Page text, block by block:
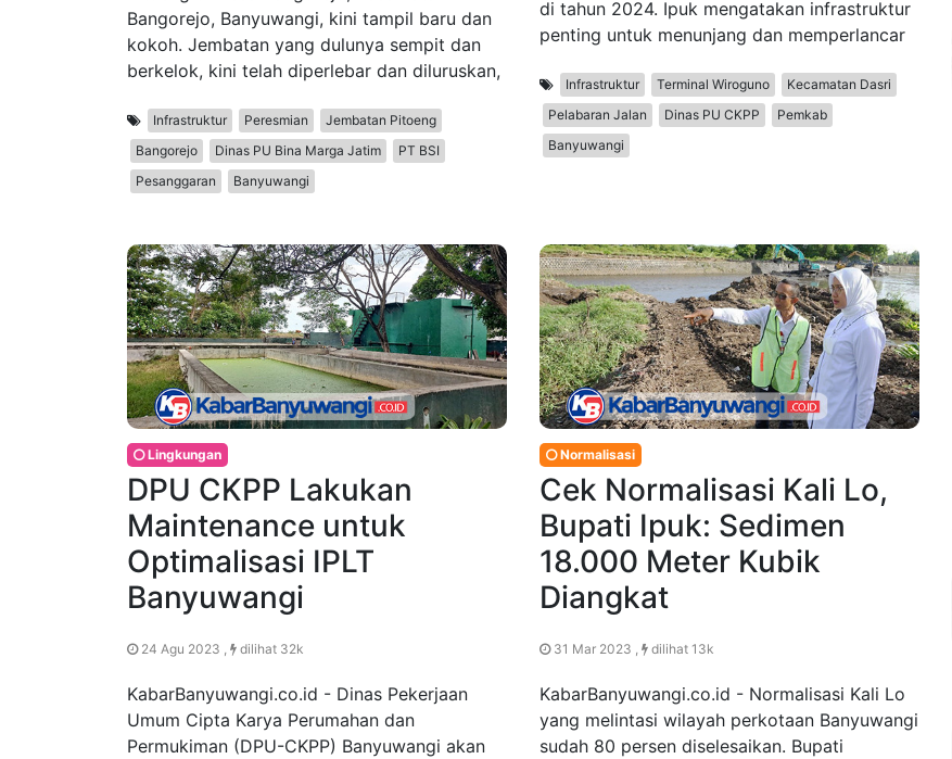
Bangorejo, Banyuwangi, kini tampil baru dan
kokoh. Jembatan yang dulunya sempit dan
berkelok, kini telah diperlebar dan diluruskan,
Infrastruktur Peresmian
Jembatan Pitoeng
Bangorejo
Dinas PU Bina Marga Jatim
PT BSI
Pesanggaran
Banyuwangi
di tahun 2024. Ipuk mengatakan infrastruktur
penting untuk menunjang dan memperlancar
Infrastruktur Terminal Wiroguno
Kecamatan Dasri
Pelabaran Jalan
Dinas PU CKPP
Pemkab
Banyuwangi
Lingkungan
DPU CKPP Lakukan
Maintenance untuk
Optimalisasi IPLT
Banyuwangi
24 Agu 2023 , dilihat 32k
KabarBanyuwangi.co.id - Dinas Pekerjaan
Umum Cipta Karya Perumahan dan
Permukiman (DPU-CKPP) Banyuwangi akan
Normalisasi
Cek Normalisasi Kali Lo,
Bupati Ipuk: Sedimen
18.000 Meter Kubik
Diangkat
31 Mar 2023 , dilihat 13k
KabarBanyuwangi.co.id - Normalisasi Kali Lo
yang melintasi wilayah perkotaan Banyuwangi
sudah 80 persen diselesaikan. Bupati